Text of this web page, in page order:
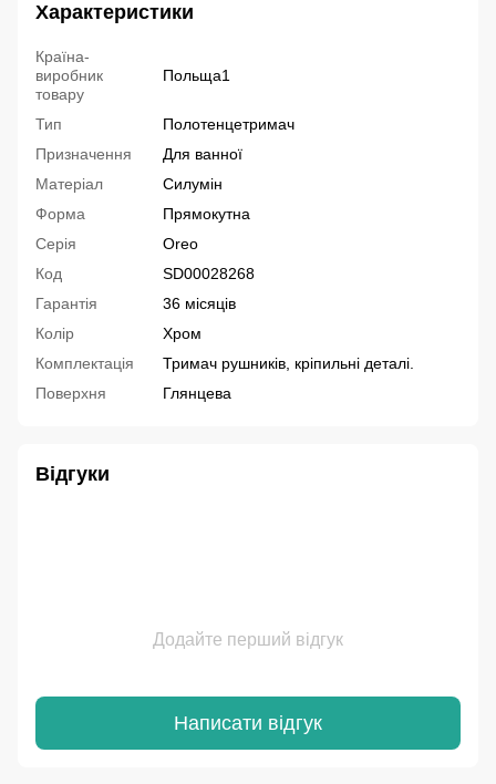
Характеристики
Країна-
виробник
товару
Польща1
Тип
Полотенцетримач
Призначення
Для ванної
Матеріал
Силумін
Форма
Прямокутна
Серія
Oreo
Код
SD00028268
Гарантія
36 місяців
Колір
Хром
Комплектація
Тримач рушників, кріпильні деталі.
Поверхня
Глянцева
Відгуки
Додайте перший відгук
Написати відгук